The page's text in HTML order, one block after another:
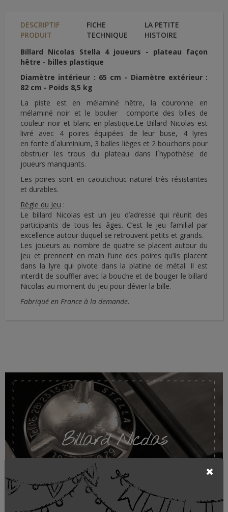
DESCRIPTIF
PRODUIT
FICHE
TECHNIQUE
LA PETITE
HISTOIRE
Billard Nicolas Stella 4 joueurs - plateau façon
hêtre - billes plastique
Diamètre intérieur : 65 cm - Diamètre extérieur :
82 cm - Poids 8,5 kg
La piste est en mélaminé hêtre, la couronne en
mélaminé noir et le boulier comporte des billes de
couleur noir et blanc en plastique.Le Billard Nicolas est
livré avec 4 poires équipées de leur buse, 4 lyres
en fonte d´aluminium, 3 balles lièges et 2 bouchons pour
obstruer les trous du plateau dans l´hypothèse de
joueurs manquants.
Les poires sont en caoutchouc naturel très résistantes
et durables.
Règle du Jeu :
Le billard Nicolas est un jeu d’adresse qui réunit des
participants de tous les âges. C’est le jeu familial par
excellence autour duquel se retrouvent petits et grands.
Les joueurs au nombre de quatre se placent autour du
jeu et prennent en main l’une des poires qu’ils placent
dans la lyre qui pivote dans la platine de métal. Il est
interdit de souffler avec la bouche et de bouger le billard
Nicolas au moment du jeu pour dévier la bille.
Fabriqué en France à la demande.
Billard Nicolas
STELLA-BILLARD